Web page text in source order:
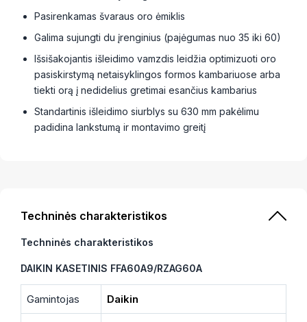
Pasirenkamas švaraus oro ėmiklis
Galima sujungti du įrenginius (pajėgumas nuo 35 iki 60)
Išsišakojantis išleidimo vamzdis leidžia optimizuoti oro
pasiskirstymą netaisyklingos formos kambariuose arba
tiekti orą į nedidelius gretimai esančius kambarius
Standartinis išleidimo siurblys su 630 mm pakėlimu
padidina lankstumą ir montavimo greitį
Techninės charakteristikos
Techninės charakteristikos
DAIKIN KASETINIS FFA60A9/RZAG60A
Gamintojas Daikin